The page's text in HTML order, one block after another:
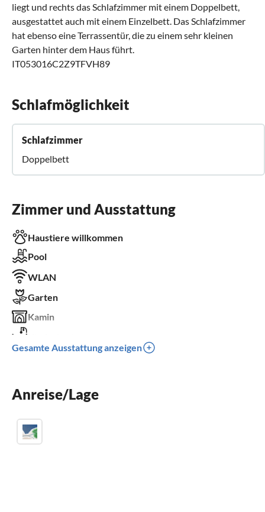
liegt und rechts das Schlafzimmer mit einem Doppelbett,
ausgestattet auch mit einem Einzelbett. Das Schlafzimmer
hat ebenso eine Terrassentür, die zu einem sehr kleinen
Garten hinter dem Haus führt.
IT053016C2Z9TFVH89
Schlafmöglichkeit
Schlafzimmer
Doppelbett
Zimmer und Ausstattung
Haustiere willkommen
Pool
WLAN
Garten
Kamin
Gesamte Ausstattung anzeigen
Anreise/Lage